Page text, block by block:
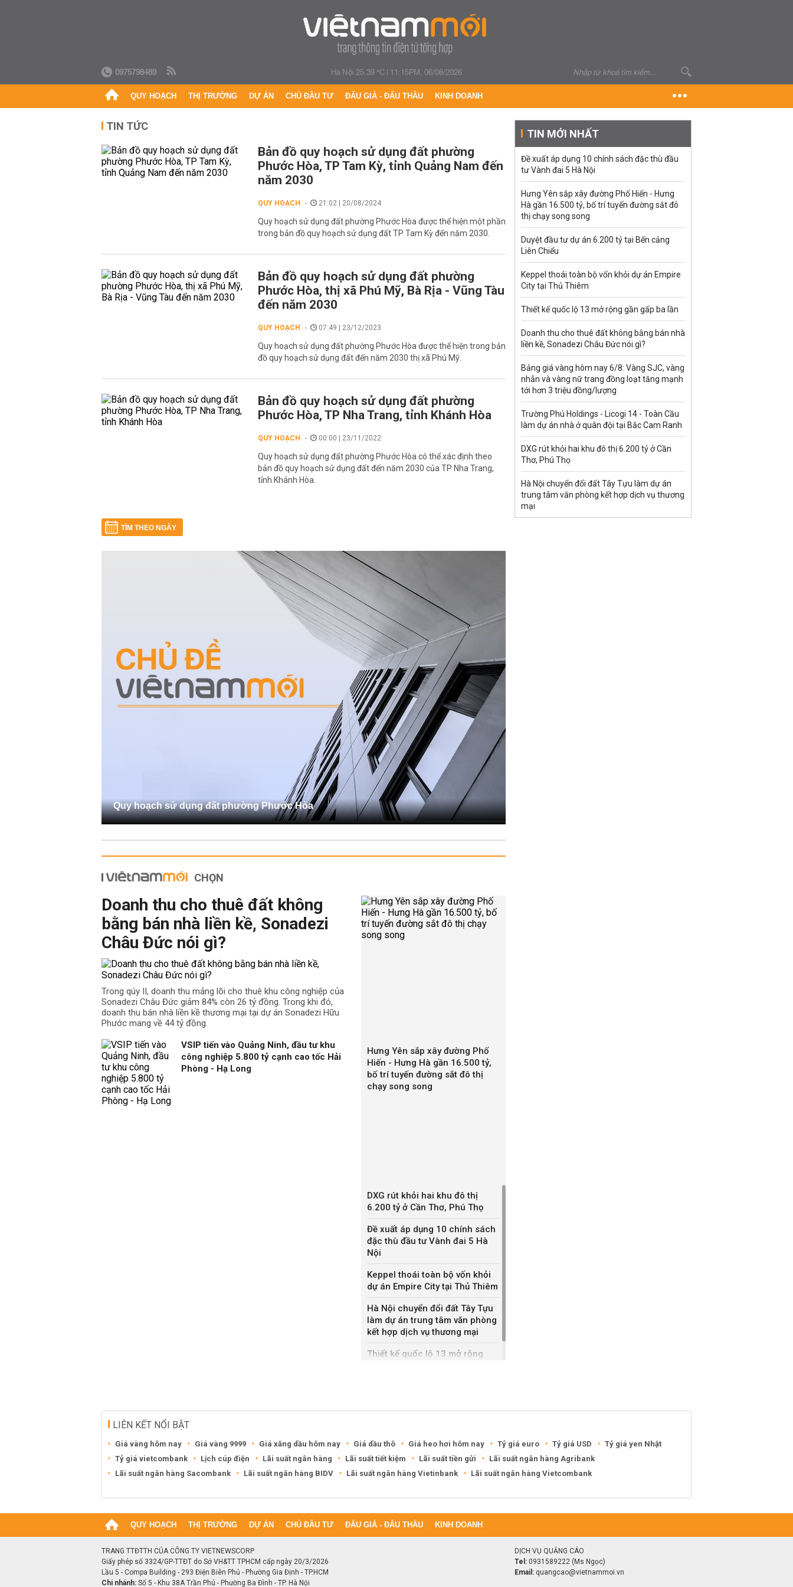
0975798489 Hà Nội 25.39 °C| 11:15PM, 06/08/2026
QUY HOẠCH THỊ TRƯỜNG DỰ ÁN CHỦ ĐẦU TƯ ĐẤU GIÁ - ĐẤU THẦU KINH DOANH
TIN TỨC
Bản đồ quy hoạch sử dụng đất phường
Phước Hòa, TP Tam Kỳ, tỉnh Quảng Nam đến
năm 2030
QUY HOẠCH 21:02 | 20/08/2024
Quy hoạch sử dụng đất phường Phước Hòa được thể hiện một phần
trong bản đồ quy hoạch sử dụng đất TP Tam Kỳ đến năm 2030.
Bản đồ quy hoạch sử dụng đất phường
Phước Hòa, thị xã Phú Mỹ, Bà Rịa - Vũng Tàu
đến năm 2030
QUY HOẠCH 07:49 | 23/12/2023
Quy hoạch sử dụng đất phường Phước Hòa được thể hiện trong bản
đồ quy hoạch sử dụng đất đến năm 2030 thị xã Phú Mỹ.
Bản đồ quy hoạch sử dụng đất phường
Phước Hòa, TP Nha Trang, tỉnh Khánh Hòa
QUY HOẠCH 00:00 | 23/11/2022
Quy hoạch sử dụng đất phường Phước Hòa có thể xác định theo
bản đồ quy hoạch sử dụng đất đến năm 2030 của TP Nha Trang,
tỉnh Khánh Hòa.
TÌM THEO NGÀY
Quy hoạch sử dụng đất phường Phước Hòa
CHỌN
Doanh thu cho thuê đất không
bằng bán nhà liền kề, Sonadezi
Châu Đức nói gì?
Trong qúy II, doanh thu mảng lõi cho thuê khu công nghiệp của
Sonadezi Châu Đức giảm 84% còn 26 tỷ đồng. Trong khi đó,
doanh thu bán nhà liền kề thương mại tại dự án Sonadezi Hữu
Phước mang về 44 tỷ đồng.
VSIP tiến vào Quảng Ninh, đầu tư khu
công nghiệp 5.800 tỷ cạnh cao tốc Hải
Phòng - Hạ Long
Hưng Yên sắp xây đường Phố
Hiến - Hưng Hà gần 16.500 tỷ,
bố trí tuyến đường sắt đô thị
chạy song song
DXG rút khỏi hai khu đô thị
6.200 tỷ ở Cần Thơ, Phú Thọ
Đề xuất áp dụng 10 chính sách
đặc thù đầu tư Vành đai 5 Hà
Nội
Keppel thoái toàn bộ vốn khỏi
dự án Empire City tại Thủ Thiêm
Hà Nội chuyển đổi đất Tây Tựu
làm dự án trung tâm văn phòng
kết hợp dịch vụ thương mại
Thiết kế quốc lộ 13 mở rộng
TIN MỚI NHẤT
Đề xuất áp dụng 10 chính sách đặc thù đầu
tư Vành đai 5 Hà Nội
Hưng Yên sắp xây đường Phố Hiến - Hưng
Hà gần 16.500 tỷ, bố trí tuyến đường sắt đô
thị chạy song song
Duyệt đầu tư dự án 6.200 tỷ tại Bến cảng
Liên Chiểu
Keppel thoái toàn bộ vốn khỏi dự án Empire
City tại Thủ Thiêm
Thiết kế quốc lộ 13 mở rộng gần gấp ba lần
Doanh thu cho thuê đất không bằng bán nhà
liền kề, Sonadezi Châu Đức nói gì?
Bảng giá vàng hôm nay 6/8: Vàng SJC, vàng
nhẫn và vàng nữ trang đồng loạt tăng mạnh
tới hơn 3 triệu đồng/lượng
Trường Phú Holdings - Licogi 14 - Toàn Cầu
làm dự án nhà ở quân đội tại Bắc Cam Ranh
DXG rút khỏi hai khu đô thị 6.200 tỷ ở Cần
Thơ, Phú Thọ
Hà Nội chuyển đổi đất Tây Tựu làm dự án
trung tâm văn phòng kết hợp dịch vụ thương
mại
LIÊN KẾT NỔI BẬT
Giá vàng hôm nay Giá vàng 9999 Giá xăng dầu hôm nay Giá dầu thô Giá heo hơi hôm nay Tỷ giá euro Tỷ giá USD
Tỷ giá yen Nhật
Tỷ giá vietcombank
Lịch cúp điện Lãi suất ngân hàng Lãi suất tiết kiệm Lãi suất tiền gửi
Lãi suất ngân hàng Agribank
Lãi suất ngân hàng Sacombank
Lãi suất ngân hàng BIDV Lãi suất ngân hàng Vietinbank Lãi suất ngân hàng Vietcombank
QUY HOẠCH THỊ TRƯỜNG DỰ ÁN CHỦ ĐẦU TƯ ĐẤU GIÁ - ĐẤU THẦU KINH DOANH
TRANG TTĐTTH CỦA CÔNG TY VIETNEWSCORP
Giấy phép số 3324/GP-TTĐT do Sở VH&TT TPHCM cấp ngày 20/3/2026
Lầu 5 - Compa Building - 293 Điện Biên Phủ - Phường Gia Định - TP.HCM
Chi nhánh: Số 5 - Khu 38A Trần Phú - Phường Ba Đình - TP. Hà Nội
DỊCH VỤ QUẢNG CÁO
Tel: 0931589222 (Ms Ngọc)
Email: quangcao@vietnammoi.vn